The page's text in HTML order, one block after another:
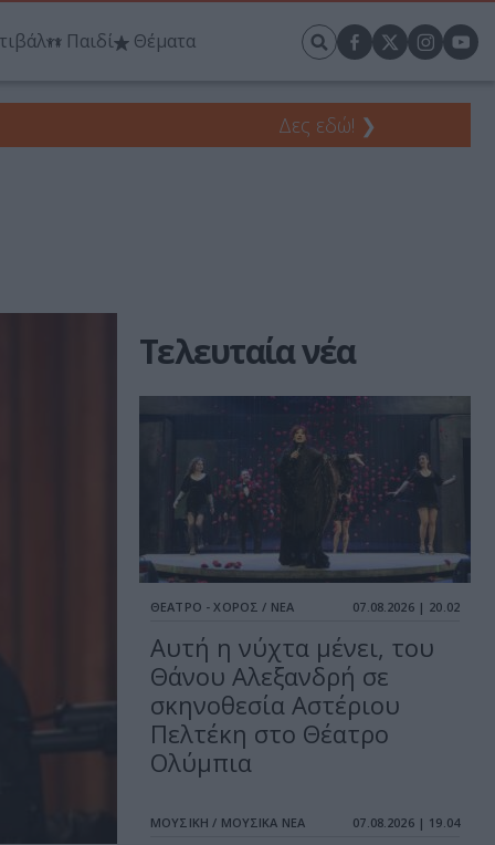
Παιδί Θέματα
Δες εδώ! ❯
Τελευταία νέα
ΘΕΑΤΡΟ - ΧΟΡΟΣ / ΝΕΑ 07.08.2026 | 20.02
Αυτή η νύχτα μένει, του
Θάνου Αλεξανδρή σε
σκηνοθεσία Αστέριου
Πελτέκη στο Θέατρο
Ολύμπια
ΜΟΥΣΙΚΗ / ΜΟΥΣΙΚΑ ΝΕΑ 07.08.2026 | 19.04